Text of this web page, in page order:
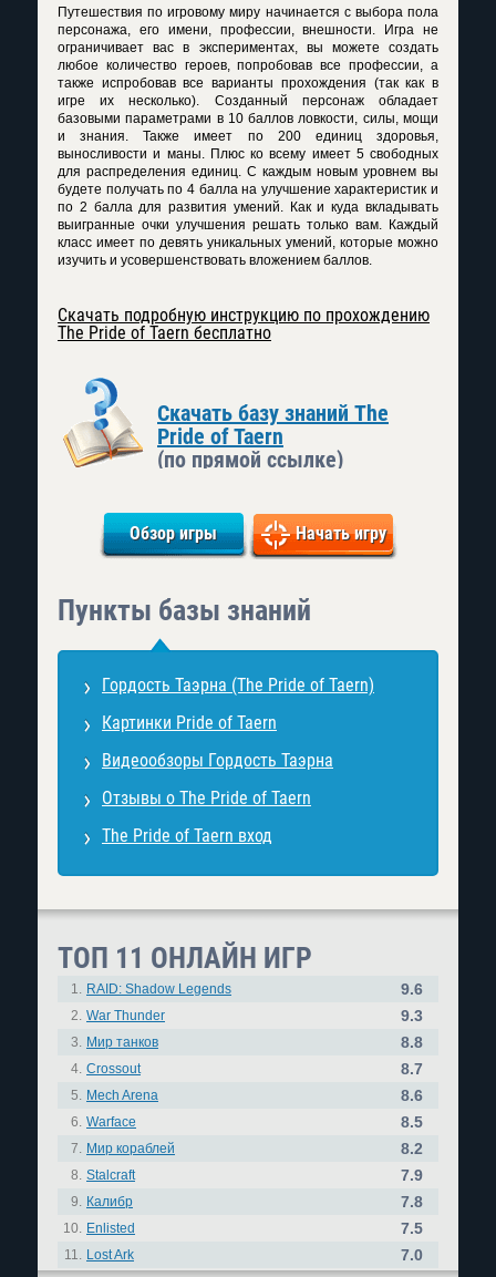
Путешествия по игровому миру начинается с выбора пола
персонажа, его имени, профессии, внешности. Игра не
ограничивает вас в экспериментах, вы можете создать
любое количество героев, попробовав все профессии, а
также испробовав все варианты прохождения (так как в
игре их несколько). Созданный персонаж обладает
базовыми параметрами в 10 баллов ловкости, силы, мощи
и знания. Также имеет по 200 единиц здоровья,
выносливости и маны. Плюс ко всему имеет 5 свободных
для распределения единиц. С каждым новым уровнем вы
будете получать по 4 балла на улучшение характеристик и
по 2 балла для развития умений. Как и куда вкладывать
выигранные очки улучшения решать только вам. Каждый
класс имеет по девять уникальных умений, которые можно
изучить и усовершенствовать вложением баллов.
Скачать подробную инструкцию по прохождению
The Pride of Taern бесплатно
Скачать базу знаний The
Pride of Taern
(по прямой ссылке)
Обзор игры Начать игру
Пункты базы знаний
Гордость Таэрна (The Pride of Taern)
Картинки Pride of Taern
Видеообзоры Гордость Таэрна
Отзывы о The Pride of Taern
The Pride of Taern вход
ТОП 11 ОНЛАЙН ИГР
1. RAID: Shadow Legends 9.6
2. War Thunder 9.3
3. Мир танков 8.8
4. Crossout 8.7
5. Mech Arena 8.6
6. Warface 8.5
7. Мир кораблей 8.2
8. Stalcraft 7.9
9. Калибр 7.8
10. Enlisted 7.5
11. Lost Ark 7.0